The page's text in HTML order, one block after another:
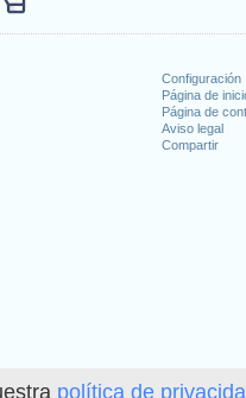
política de
Configuración
Página de
Página de
Aviso legal
Compartir